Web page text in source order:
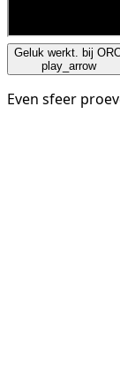
Geluk werkt. bij
play_arrow
Even sfeer